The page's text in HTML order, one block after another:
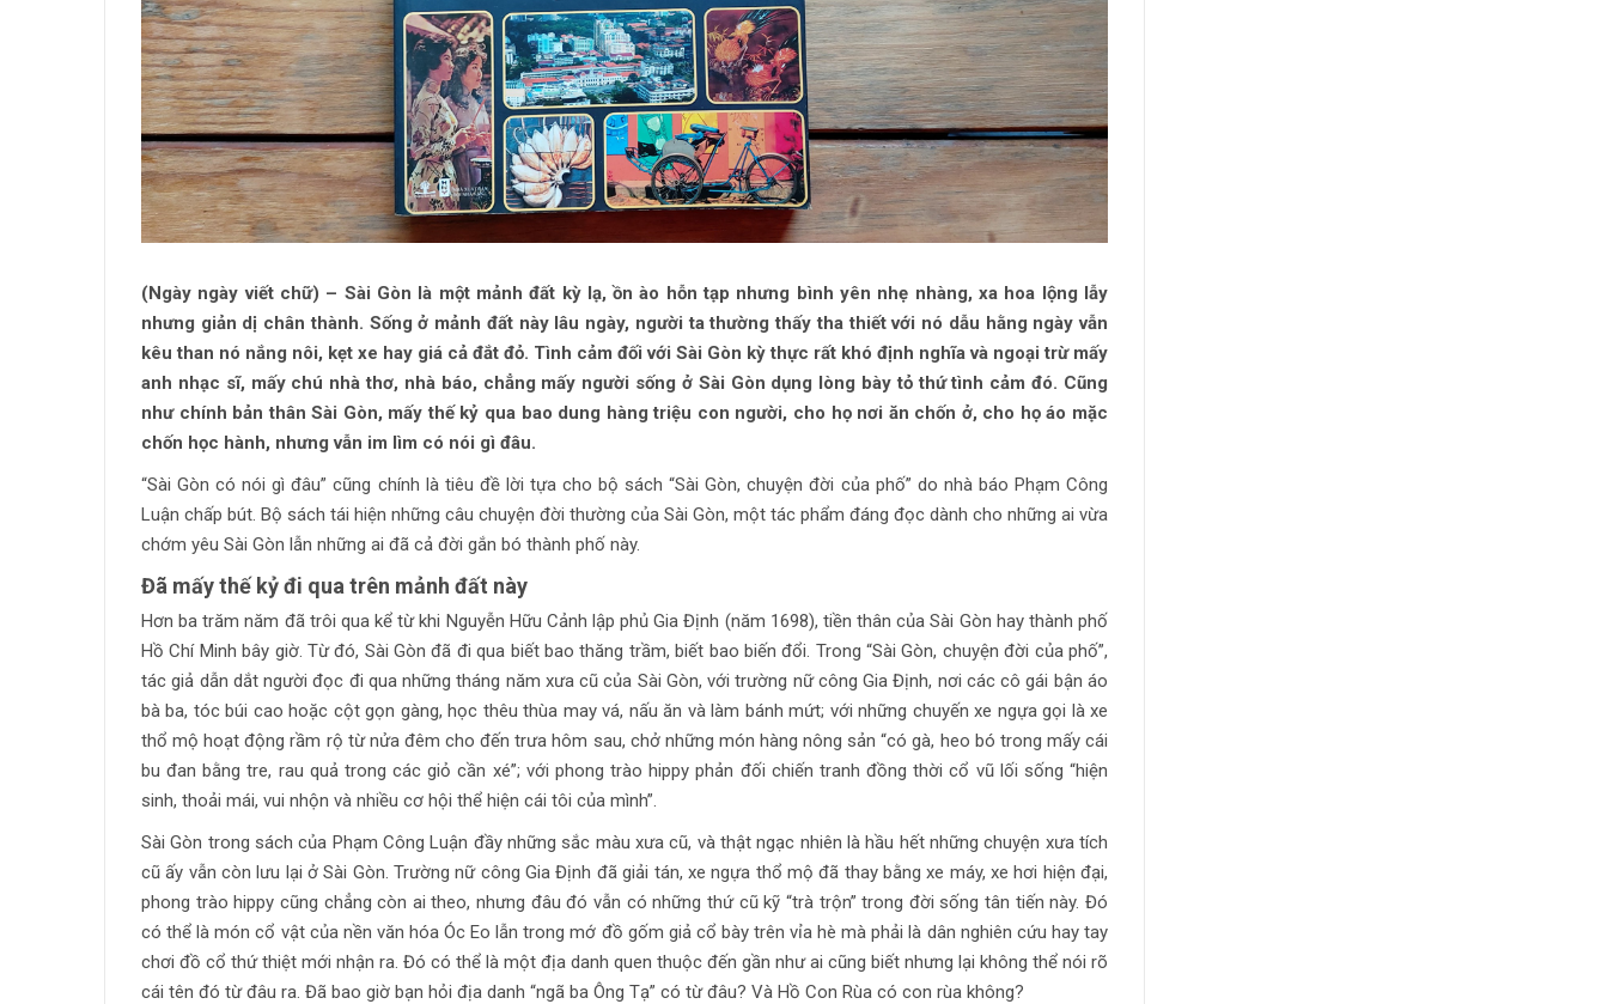
(Ngày ngày viết chữ) – Sài Gòn là một mảnh đất kỳ lạ, ồn ào hỗn tạp nhưng bình yên nhẹ nhàng, xa hoa lộng lẫy
nhưng giản dị chân thành. Sống ở mảnh đất này lâu ngày, người ta thường thấy tha thiết với nó dẫu hằng ngày vẫn
kêu than nó nắng nôi, kẹt xe hay giá cả đắt đỏ. Tình cảm đối với Sài Gòn kỳ thực rất khó định nghĩa và ngoại trừ mấy
anh nhạc sĩ, mấy chú nhà thơ, nhà báo, chẳng mấy người sống ở Sài Gòn dụng lòng bày tỏ thứ tình cảm đó. Cũng
như chính bản thân Sài Gòn, mấy thế kỷ qua bao dung hàng triệu con người, cho họ nơi ăn chốn ở, cho họ áo mặc
chốn học hành, nhưng vẫn im lìm có nói gì đâu.
“Sài Gòn có nói gì đâu” cũng chính là tiêu đề lời tựa cho bộ sách “Sài Gòn, chuyện đời của phố” do nhà báo Phạm Công
Luận chấp bút. Bộ sách tái hiện những câu chuyện đời thường của Sài Gòn, một tác phẩm đáng đọc dành cho những ai vừa
chớm yêu Sài Gòn lẫn những ai đã cả đời gắn bó thành phố này.
Đã mấy thế kỷ đi qua trên mảnh đất này
Hơn ba trăm năm đã trôi qua kể từ khi Nguyễn Hữu Cảnh lập phủ Gia Định (năm 1698), tiền thân của Sài Gòn hay thành phố
Hồ Chí Minh bây giờ. Từ đó, Sài Gòn đã đi qua biết bao thăng trầm, biết bao biến đổi. Trong “Sài Gòn, chuyện đời của phố”,
tác giả dẫn dắt người đọc đi qua những tháng năm xưa cũ của Sài Gòn, với trường nữ công Gia Định, nơi các cô gái bận áo
bà ba, tóc búi cao hoặc cột gọn gàng, học thêu thùa may vá, nấu ăn và làm bánh mứt; với những chuyến xe ngựa gọi là xe
thổ mộ hoạt động rầm rộ từ nửa đêm cho đến trưa hôm sau, chở những món hàng nông sản “có gà, heo bó trong mấy cái
bu đan bằng tre, rau quả trong các giỏ cần xé”; với phong trào hippy phản đối chiến tranh đồng thời cổ vũ lối sống “hiện
sinh, thoải mái, vui nhộn và nhiều cơ hội thể hiện cái tôi của mình”.
Sài Gòn trong sách của Phạm Công Luận đầy những sắc màu xưa cũ, và thật ngạc nhiên là hầu hết những chuyện xưa tích
cũ ấy vẫn còn lưu lại ở Sài Gòn. Trường nữ công Gia Định đã giải tán, xe ngựa thổ mộ đã thay bằng xe máy, xe hơi hiện đại,
phong trào hippy cũng chẳng còn ai theo, nhưng đâu đó vẫn có những thứ cũ kỹ “trà trộn” trong đời sống tân tiến này. Đó
có thể là món cổ vật của nền văn hóa Óc Eo lẫn trong mớ đồ gốm giả cổ bày trên vỉa hè mà phải là dân nghiên cứu hay tay
chơi đồ cổ thứ thiệt mới nhận ra. Đó có thể là một địa danh quen thuộc đến gần như ai cũng biết nhưng lại không thể nói rõ
cái tên đó từ đâu ra. Đã bao giờ bạn hỏi địa danh “ngã ba Ông Tạ” có từ đâu? Và Hồ Con Rùa có con rùa không?